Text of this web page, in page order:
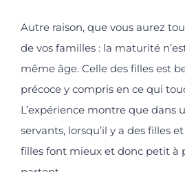
Autre raison, que vous aurez
de vos familles : la maturité
même âge. Celle des filles est
précoce y compris en ce qui
L’expérience montre que dans
servants, lorsqu’il y a des filles
filles font mieux et donc petit à